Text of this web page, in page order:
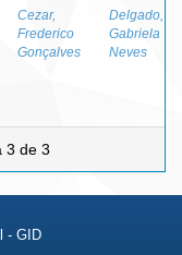
Cezar,
Frederico
Gonçalves
Delgado,
Gabriela
Neves
3 de 3
- GID